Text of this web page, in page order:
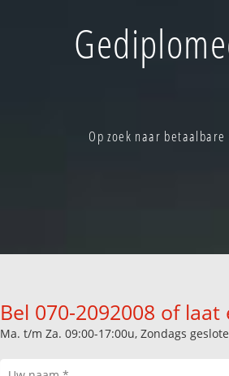
Op zoek naar
Bel 070-2092008 of
Ma. t/m Za. 09:00-17:00u, Zondags